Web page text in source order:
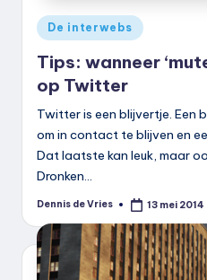
Geplaatst
in
De interwebs
Tips: wanneer
op Twitter
Twitter is een blijvertje. Een
om in contact te blijven en
Dat laatste kan leuk, maar
Dronken…
Geplaatst
Dennis de Vries 13 mei 2014